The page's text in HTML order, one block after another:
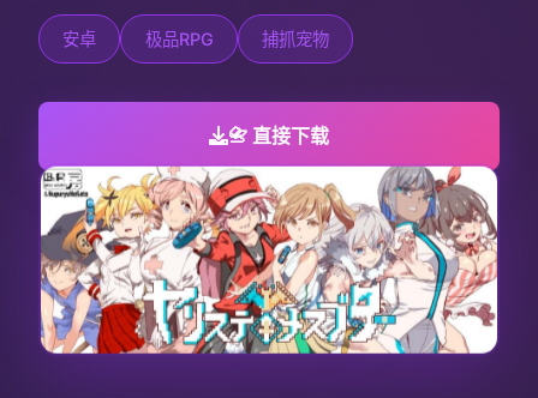
安卓 极品RPG 捕抓宠物
📇 直接下载